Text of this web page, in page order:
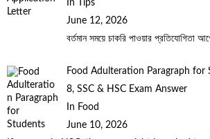
In Tips
June 12, 2026
বর্তমান সময়ে চাকরি পাওয়ার প্রতিযোগিতা
Food Adulteration Paragraph for
8, SSC & HSC Exam Answer
In Food
June 10, 2026